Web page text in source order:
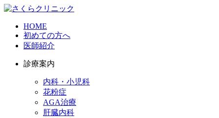
HOME
初めての方へ
医師紹介
診療案内
内科・小児科
花粉症
AGA治療
肝臓内科